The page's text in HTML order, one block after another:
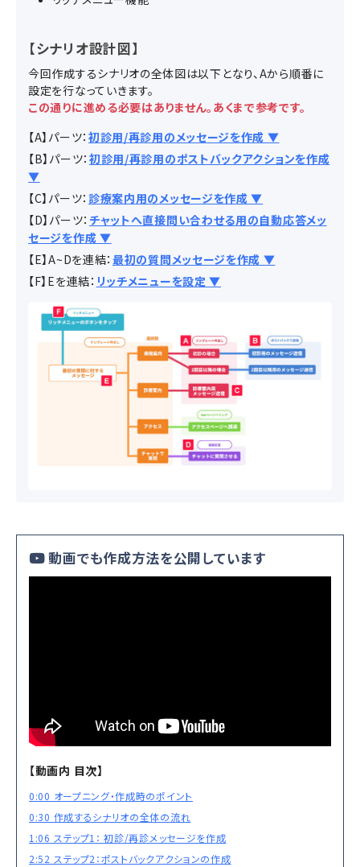
【シナリオ設計図】
今回作成するシナリオの全体図は以下となり、Aから順番に
設定を行なっていきます。
この通りに進める必要はありません。あくまで参考です。
【A】パーツ： 初診用/再診用のメッセージを作成 ▼
【B】パーツ： 初診用/再診用のポストバックアクションを作成
▼
【C】パーツ： 診療案内用のメッセージを作成 ▼
【D】パーツ： チャットへ直接問い合わせる用の自動応答メッ
セージを作成 ▼
【E】A~Dを連結： 最初の質問メッセージを作成 ▼
【F】Eを連結： リッチメニューを設定 ▼
動画でも作成方法を公開しています
【動画内 目次】
0:00 オープニング・作成時のポイント
0:30 作成するシナリオの全体の流れ
1:06 ステップ1： 初診/再診メッセージを作成
2:52 ステップ2：ポストバックアクションの作成